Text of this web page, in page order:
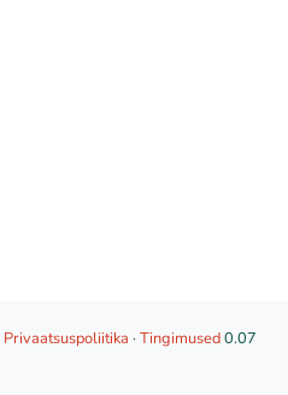
Privaatsuspoliitika · Tingimused0.07